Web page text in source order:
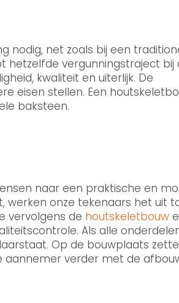
nodig, net zoals bij een
hetzelfde vergunningstraject bij
kwaliteit en uiterlijk. De
eisen stellen. Een
baksteen.
naar een praktische en
werken onze tekenaars het uit
vervolgens de houtskeletbouw
Als alle
Op de bouwplaats
verder met de